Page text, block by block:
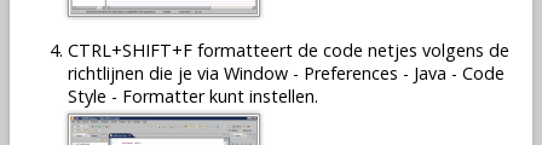
CTRL+SHIFT+F formatteert de code netjes volgens de
richtlijnen die je via Window - Preferences - Java - Code
Style - Formatter kunt instellen.